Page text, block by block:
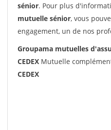
sénior. Pour plus
mutuelle sénior, vous
engagement, un de nos
Groupama mutuelles
CEDEX Mutuelle
CEDEX